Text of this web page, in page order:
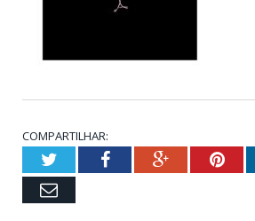
COMPARTILHAR:
TwitterFacebookGoogle+
Email